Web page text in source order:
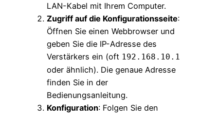
LAN-Kabel mit Ihrem Computer.
Zugriff auf die Konfigurationsseite:
Öffnen Sie einen Webbrowser und
geben Sie die IP-Adresse des
Verstärkers ein (oft 192.168.10.1
oder ähnlich). Die genaue Adresse
finden Sie in der
Bedienungsanleitung.
Konfiguration: Folgen Sie den